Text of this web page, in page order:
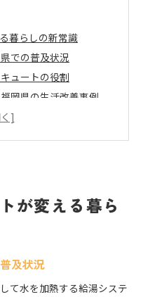
暮らしの新常識
での普及状況
ュートの役割
岡県の生活改善事例
岡県のエネルギー効率
ート活用事例
エコキュート選び
サービスの展開
が変える暮ら
及状況
て水を加熱する給湯システ